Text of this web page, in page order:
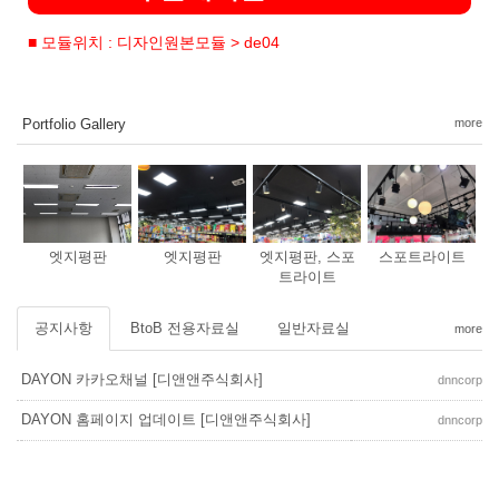
■ 모듈위치 : 디자인원본모듈 > de04
Portfolio Gallery more
엣지평판 엣지평판
엣지평판, 스포
트라이트
스포트라이트
공지사항 BtoB 전용자료실 일반자료실 more
DAYON 카카오채널 [디앤앤주식회사] dnncorp
DAYON 홈페이지 업데이트 [디앤앤주식회사] dnncorp